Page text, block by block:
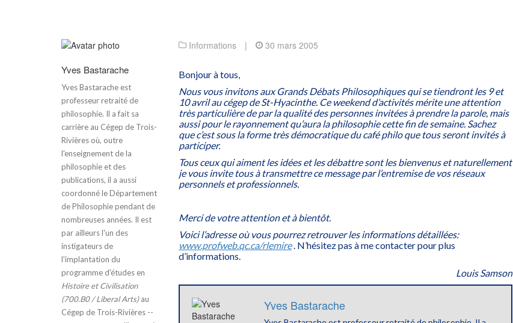
Yves Bastarache
Yves Bastarache est
professeur retraité de
philosophie. Il a fait sa
carrière au Cégep de Trois-
Rivières où, outre
l'enseignement de la
philosophie et des
publications, il a aussi
coordonné le Département
de Philosophie pendant de
nombreuses années. Il est
par ailleurs l'un des
instigateurs de
l'implantation du
programme d'études en
Histoire et Civilisation
(700.B0 / Liberal Arts)au
Cégep de Trois-Rivières --
Informations | 30 mars 2005
Bonjour à tous,
Nous vous invitons aux Grands Débats Philosophiques qui se tiendront les 9 et
10 avril au cégep de St-Hyacinthe. Ce weekend d’activités mérite une attention
très particulière de par la qualité des personnes invitées à prendre la parole, mais
aussi pour le rayonnement qu’aura la philosophie cette fin de semaine. Sachez
que c’est sous la forme très démocratique du café philo que tous seront invités à
participer.
Tous ceux qui aiment les idées et les débattre sont les bienvenus et naturellement
je vous invite tous à transmettre ce message par l’entremise de vos réseaux
personnels et professionnels.
Merci de votre attention et à bientôt.
Voici l’adresse où vous pourrez retrouver les informations détaillées:
www.profweb.qc.ca/rlemire. N’hésitez pas à me contacter pour plus
d’informations.
Louis Samson
Yves Bastarache